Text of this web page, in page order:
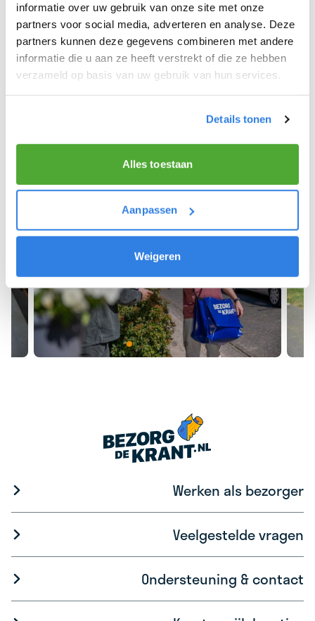
informatie over uw gebruik van onze site met onze
partners voor social media, adverteren en analyse. Deze
partners kunnen deze gegevens combineren met andere
informatie die u aan ze heeft verstrekt of die ze hebben
verzameld op basis van uw gebruik van hun services.
Details tonen
Alles toestaan
Aanpassen
Weigeren
We hopen dat je snel aan de slag kunt en wensen
je veel succes! 🚴‍♂️💨
Werken als bezorger
Veelgestelde vragen
Ondersteuning & contact